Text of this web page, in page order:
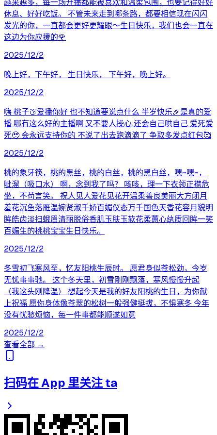
越来越多，每一场开播都能被喜欢和温柔包围，也要记得好好
休息、好好吃饭。 不管未来走到哪条路，都要相信现在闪闪
发光的你，一直都会更好更耀眼～生日快乐，我们也会一直在
这边为你应援的🌹
2025/12/2
晚上好，下午好， 生日快乐， 下午好，晚上好。
2025/12/2
嗨 桃子🍑爱播你好 也不知道要说点什么 半岁快乐🎉是真的爱
播 哪有这么好的主播啊 又不要人操心 还会自己哄自己 爱死爱
死🥹 会永远支持你的 不说了出去跑滴滴了 争取多发点红包🥰
2025/12/2
桃的象牙筷，桃的黑丝，桃的白丝，桃的黑白丝，嘿~嘿~，
呲溜（吸口水） 啊，念到我了吗？ 咳咳，理一下衣领正襟危
坐，不苟言笑。 祝人见人爱花见花开温柔善良美丽大方闭月
羞花沉鱼落雁温婉贤淑千娇百媚仪态万千国色天香花容月貌明
眸皓齿淡扫蛾眉清丽脱俗香肌玉肤玉软花柔蕙心纨质回眸一笑
百媚生的桃桃宝宝生日快乐。
2025/12/2
冬雪初飞寒风至，忆友阳桃生辰时。 愿君身似苍松劲，今岁
无忧事事驰。 这个冬天里，初雪刚刚飘落，寒风慢慢升起
（我这头刚降温） 想起今天是我的好友阳桃的生日，为你献
上祝福 愿你身体像苍翠的松树一般强健挺拔，不惧寒冬 今年
没有忧愁烦恼，每一件事都能顺遂如意
2025/12/2
查看全部 →
扫码在 App 里关注 ta